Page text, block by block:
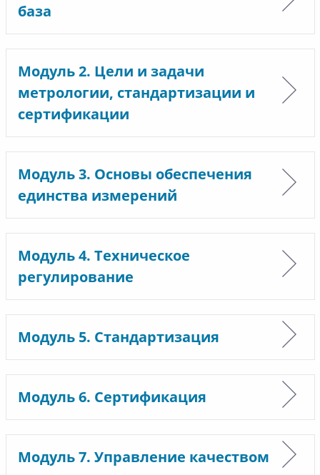
база
Модуль 2. Цели и задачи
метрологии, стандартизации и
сертификации
Модуль 3. Основы обеспечения
единства измерений
Модуль 4. Техническое
регулирование
Модуль 5. Стандартизация
Модуль 6. Сертификация
Модуль 7. Управление качеством